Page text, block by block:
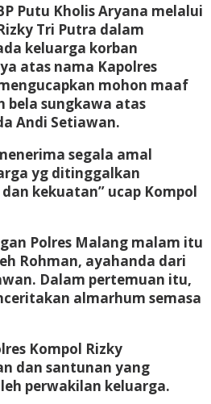
Putu Kholis Aryana melalui
Tri Putra dalam
keluarga korban
atas nama Kapolres
mohon maaf
bela sungkawa atas
Andi Setiawan.
segala amal
yg ditinggalkan
kekuatan” ucap Kompol
Polres Malang malam itu
Rohman, ayahanda dari
Dalam pertemuan itu,
almarhum semasa
Kompol Rizky
dan santunan yang
perwakilan keluarga.